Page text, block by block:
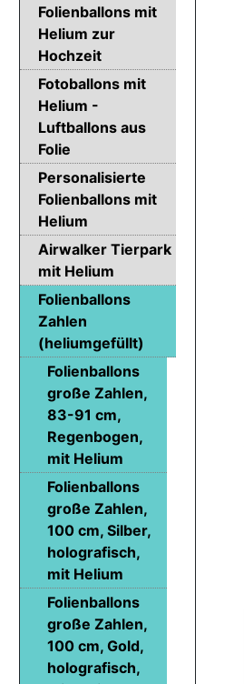
Folienballons mit
Helium zur
Hochzeit
Fotoballons mit
Helium -
Luftballons aus
Folie
Personalisierte
Folienballons mit
Helium
Airwalker Tierpark
mit Helium
Folienballons
Zahlen
(heliumgefüllt)
Folienballons
große Zahlen,
83-91 cm,
Regenbogen,
mit Helium
Folienballons
große Zahlen,
100 cm, Silber,
holografisch,
mit Helium
Folienballons
große Zahlen,
100 cm, Gold,
holografisch,